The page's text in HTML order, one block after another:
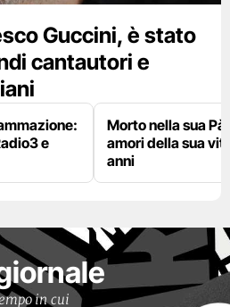
Guccini, è stato
cantautori e
e
Morto nella sua
amori della sua
anni
in cui